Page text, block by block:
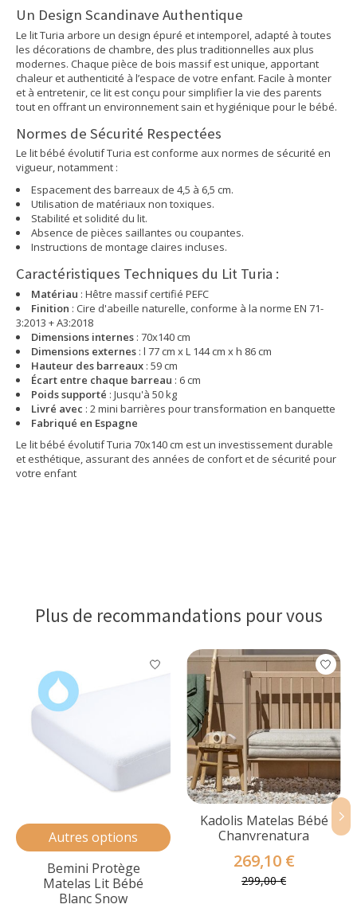
Un Design Scandinave Authentique
Le lit Turia arbore un design épuré et intemporel, adapté à toutes
les décorations de chambre, des plus traditionnelles aux plus
modernes. Chaque pièce de bois massif est unique, apportant
chaleur et authenticité à l’espace de votre enfant. Facile à monter
et à entretenir, ce lit est conçu pour simplifier la vie des parents
tout en offrant un environnement sain et hygiénique pour le bébé.
Normes de Sécurité Respectées
Le lit bébé évolutif Turia est conforme aux normes de sécurité en
vigueur, notamment :
Espacement des barreaux de 4,5 à 6,5 cm.
Utilisation de matériaux non toxiques.
Stabilité et solidité du lit.
Absence de pièces saillantes ou coupantes.
Instructions de montage claires incluses.
Caractéristiques Techniques du Lit Turia :
Matériau : Hêtre massif certifié PEFC
Finition : Cire d'abeille naturelle, conforme à la norme EN 71-
3:2013 + A3:2018
Dimensions internes : 70x140 cm
Dimensions externes : l 77 cm x L 144 cm x h 86 cm
Hauteur des barreaux : 59 cm
Écart entre chaque barreau : 6 cm
Poids supporté : Jusqu'à 50 kg
Livré avec : 2 mini barrières pour transformation en banquette
Fabriqué en Espagne
Le lit bébé évolutif Turia 70x140 cm est un investissement durable
et esthétique, assurant des années de confort et de sécurité pour
votre enfant
Plus de recommandations pour vous
Articles du carrousel de produits
Autres options
Bemini Protège
Matelas Lit Bébé
Blanc Snow
Kadolis Matelas Bébé
Chanvrenatura
269,10 €
299,00 €